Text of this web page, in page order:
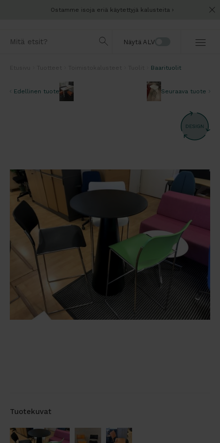
Ostamme isoja eriä käytettyjä kalusteita
Näytä ALV
Baarituolit
Edellinen tuote Seuraava tuote
Tuotekuvat